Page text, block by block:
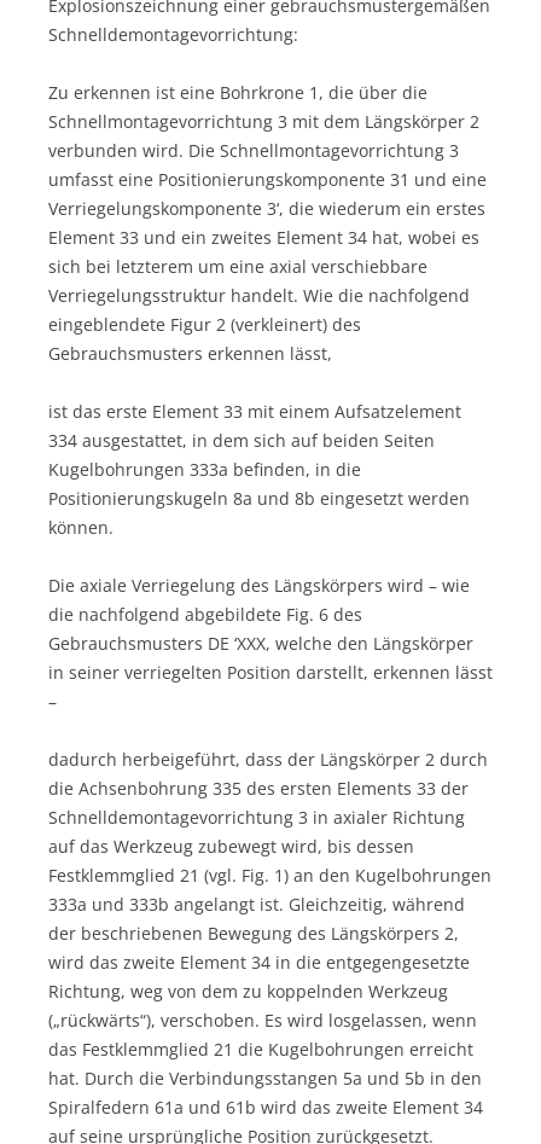
Explosionszeichnung einer gebrauchsmustergemäßen
Schnelldemontagevorrichtung:
Zu erkennen ist eine Bohrkrone 1, die über die
Schnellmontagevorrichtung 3 mit dem Längskörper 2
verbunden wird. Die Schnellmontagevorrichtung 3
umfasst eine Positionierungskomponente 31 und eine
Verriegelungskomponente 3‘, die wiederum ein erstes
Element 33 und ein zweites Element 34 hat, wobei es
sich bei letzterem um eine axial verschiebbare
Verriegelungsstruktur handelt. Wie die nachfolgend
eingeblendete Figur 2 (verkleinert) des
Gebrauchsmusters erkennen lässt,
ist das erste Element 33 mit einem Aufsatzelement
334 ausgestattet, in dem sich auf beiden Seiten
Kugelbohrungen 333a befinden, in die
Positionierungskugeln 8a und 8b eingesetzt werden
können.
Die axiale Verriegelung des Längskörpers wird – wie
die nachfolgend abgebildete Fig. 6 des
Gebrauchsmusters DE ‘XXX, welche den Längskörper
in seiner verriegelten Position darstellt, erkennen lässt
–
dadurch herbeigeführt, dass der Längskörper 2 durch
die Achsenbohrung 335 des ersten Elements 33 der
Schnelldemontagevorrichtung 3 in axialer Richtung
auf das Werkzeug zubewegt wird, bis dessen
Festklemmglied 21 (vgl. Fig. 1) an den Kugelbohrungen
333a und 333b angelangt ist. Gleichzeitig, während
der beschriebenen Bewegung des Längskörpers 2,
wird das zweite Element 34 in die entgegengesetzte
Richtung, weg von dem zu koppelnden Werkzeug
(„rückwärts“), verschoben. Es wird losgelassen, wenn
das Festklemmglied 21 die Kugelbohrungen erreicht
hat. Durch die Verbindungsstangen 5a und 5b in den
Spiralfedern 61a und 61b wird das zweite Element 34
auf seine ursprüngliche Position zurückgesetzt.